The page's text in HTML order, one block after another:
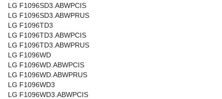
LG F1096SD3.ABWPCIS
LG F1096SD3.ABWPRUS
LG F1096TD3
LG F1096TD3.ABWPCIS
LG F1096TD3.ABWPRUS
LG F1096WD
LG F1096WD.ABWPCIS
LG F1096WD.ABWPRUS
LG F1096WD3
LG F1096WD3.ABWPCIS